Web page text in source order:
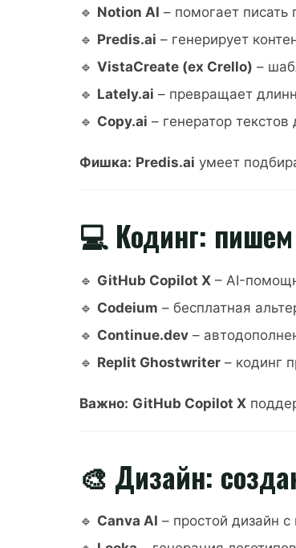
🔹 Notion AI – помогает писать
🔹 Predis.ai – генерирует
🔹 VistaCreate (ex Crello) –
🔹 Lately.ai – превращает
🔹 Copy.ai – генератор
Фишка: Predis.ai умеет
💻 Кодинг:
🔹 GitHub Copilot X– AI-
🔹 Codeium – бесплатная
🔹 Continue.dev–
🔹 Replit Ghostwriter– кодинг
Важно: GitHub Copilot X
🎨 Дизайн:
🔹 Canva AI – простой дизайн